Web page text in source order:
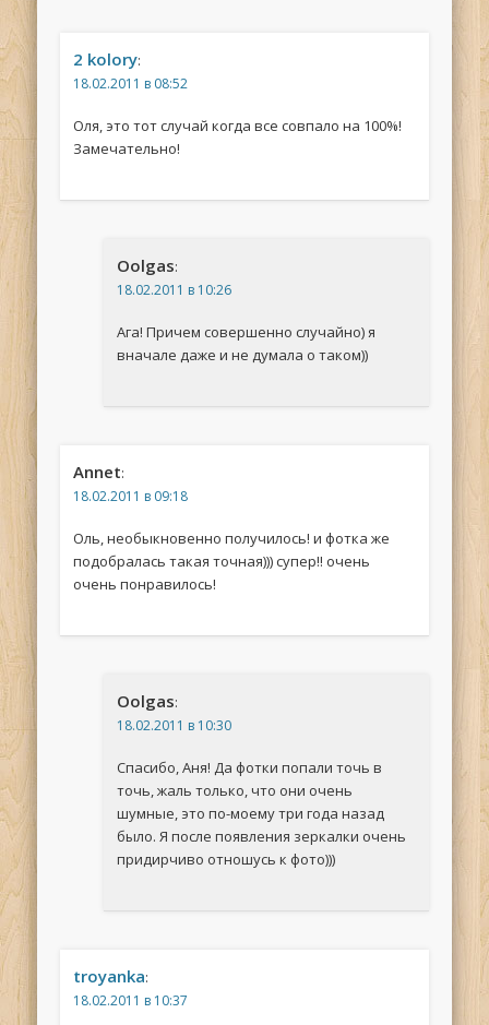
2 kolory:
18.02.2011 в 08:52
Оля, это тот случай когда все совпало на 100%!
Замечательно!
Oolgas:
18.02.2011 в 10:26
Ага! Причем совершенно случайно) я
вначале даже и не думала о таком))
Annet:
18.02.2011 в 09:18
Оль, необыкновенно получилось! и фотка же
подобралась такая точная))) супер!! очень
очень понравилось!
Oolgas:
18.02.2011 в 10:30
Спасибо, Аня! Да фотки попали точь в
точь, жаль только, что они очень
шумные, это по-моему три года назад
было. Я после появления зеркалки очень
придирчиво отношусь к фото)))
troyanka:
18.02.2011 в 10:37